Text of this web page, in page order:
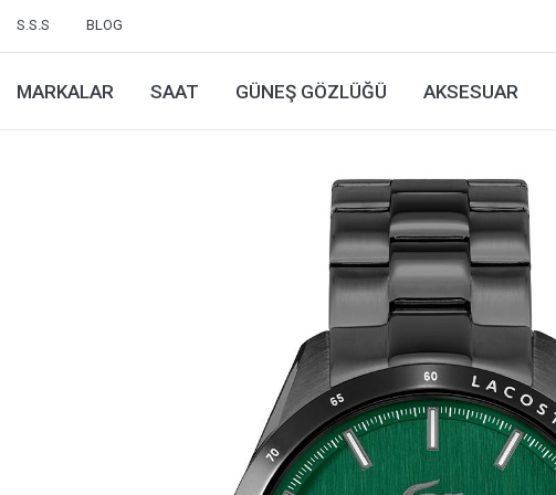
S.S.S BLOG
MARKALAR SAAT GÜNEŞ GÖZLÜĞÜ AKSESUAR